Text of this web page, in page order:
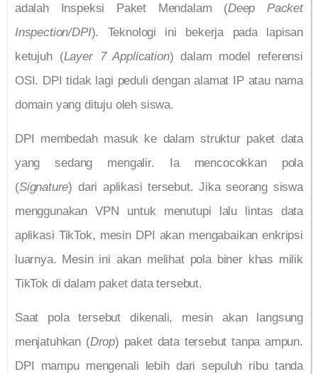
adalah Inspeksi Paket Mendalam (Deep Packet
Inspection/DPI). Teknologi ini bekerja pada lapisan
ketujuh (Layer 7 Application) dalam model referensi
OSI. DPI tidak lagi peduli dengan alamat IP atau nama
domain yang dituju oleh siswa.
DPI membedah masuk ke dalam struktur paket data
yang sedang mengalir. Ia mencocokkan pola
(Signature) dari aplikasi tersebut. Jika seorang siswa
menggunakan VPN untuk menutupi lalu lintas data
aplikasi TikTok, mesin DPI akan mengabaikan enkripsi
luarnya. Mesin ini akan melihat pola biner khas milik
TikTok di dalam paket data tersebut.
Saat pola tersebut dikenali, mesin akan langsung
menjatuhkan (Drop) paket data tersebut tanpa ampun.
DPI mampu mengenali lebih dari sepuluh ribu tanda